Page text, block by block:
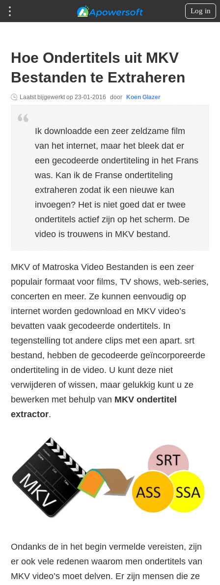
Log in
Hoe Ondertitels uit MKV
Bestanden te Extraheren
Laatst bijgewerkt op23-01-2016 door Koen Glazer
Ik downloadde een zeer zeldzame film
van het internet, maar het bleek dat er
een gecodeerde ondertiteling in het Frans
was. Kan ik de Franse ondertiteling
extraheren zodat ik een nieuwe kan
invoegen? Het is niet goed dat er twee
ondertitels actief zijn op het scherm. De
video is trouwens in MKV bestand.
MKV of Matroska Video Bestanden is een zeer
populair formaat voor films, TV shows, web-series,
concerten en meer. Ze kunnen eenvoudig op
internet worden gedownload en MKV video’s
bevatten vaak gecodeerde ondertitels. In
tegenstelling tot andere clips met een apart. srt
bestand, hebben de gecodeerde geïncorporeerde
ondertiteling in de video. U kunt deze niet
verwijderen of wissen, maar gelukkig kunt u ze
bewerken met behulp van MKV ondertitel
extractor.
Ondanks de in het begin vermelde vereisten, zijn
er ook vele redenen waarom men ondertitels van
MKV video’s moet delven. Er zijn mensen die ze